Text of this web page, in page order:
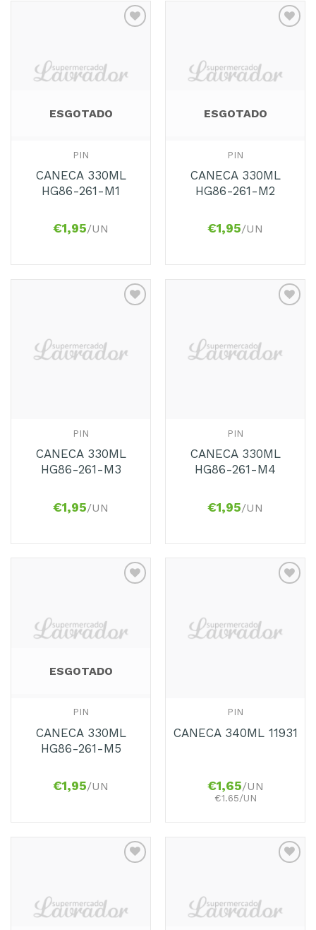
Favoritos
ESGOTADO
PIN
CANECA 330ML
HG86-261-M1
€1,95/UN
Favoritos
ESGOTADO
PIN
CANECA 330ML
HG86-261-M2
€1,95/UN
Favoritos
PIN
CANECA 330ML
HG86-261-M3
€1,95/UN
Favoritos
PIN
CANECA 330ML
HG86-261-M4
€1,95/UN
Favoritos
ESGOTADO
PIN
CANECA 330ML
HG86-261-M5
€1,95/UN
Favoritos
PIN
CANECA 340ML 11931
€1,65/UN
€1.65/UN
Favoritos
Favoritos